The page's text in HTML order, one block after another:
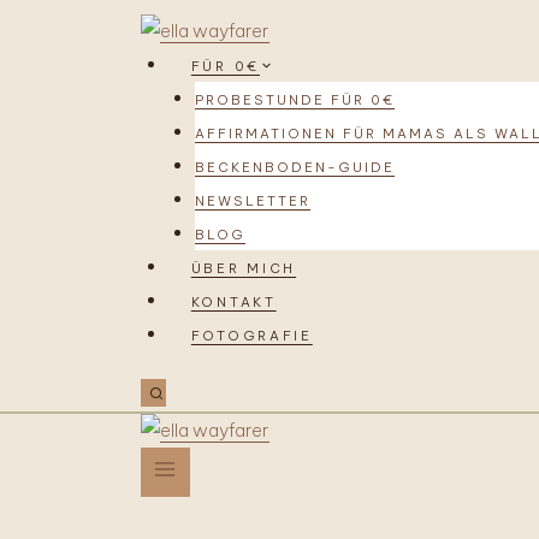
FÜR 0€
PROBESTUNDE FÜR 0€
AFFIRMATIONEN FÜR MAMAS ALS
BECKENBODEN-GUIDE
NEWSLETTER
BLOG
ÜBER MICH
KONTAKT
FOTOGRAFIE